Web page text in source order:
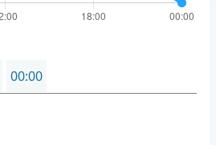
00:00